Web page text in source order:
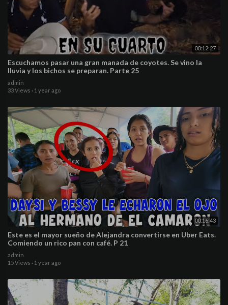
00:12:27
Escuchamos pasar una gran manada de coyotes. Se vino la
lluvia y los bichos se preparan. Parte 25
admin
33 Views · 1 year ago
00:16:43
Este es el mayor sueño de Alejandra convertirse en Uber Eats.
Comiendo un rico pan con café. P 21
admin
15 Views · 1 year ago